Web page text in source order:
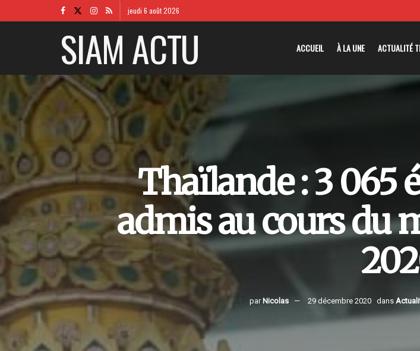
jeudi 6 août 2026
SIAM ACTU ACCUEIL À LA UNE ACTUALITÉ
Thaïlande : 3 065
admis au cours du
par Nicolas 29 décembre 2020 dans